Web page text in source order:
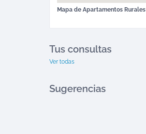
Mapa de Apartamentos Rurales
Tus consultas
Ver todas
Sugerencias